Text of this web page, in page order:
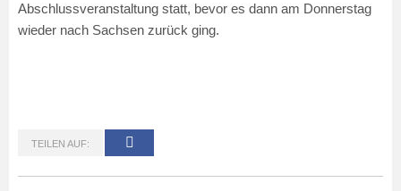
Abschlussveranstaltung statt, bevor es dann am Donnerstag
wieder nach Sachsen zurück ging.
TEILEN AUF: